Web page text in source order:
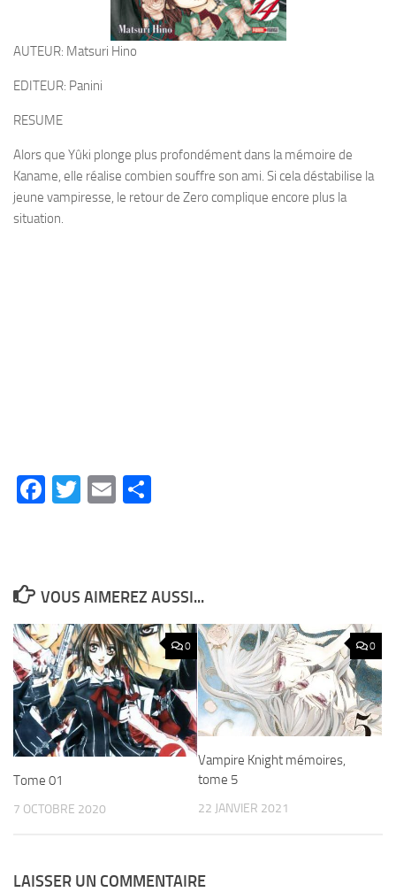
AUTEUR: Matsuri Hino
EDITEUR: Panini
RESUME
Alors que Yûki plonge plus profondément dans la mémoire de
Kaname, elle réalise combien souffre son ami. Si cela déstabilise la
jeune vampiresse, le retour de Zero complique encore plus la
situation.
Facebook
Twitter
Email
VOUS AIMEREZ AUSSI...
0
Tome 01
7 OCTOBRE 2020
0
Vampire Knight mémoires,
tome 5
22 JANVIER 2021
LAISSER UN COMMENTAIRE